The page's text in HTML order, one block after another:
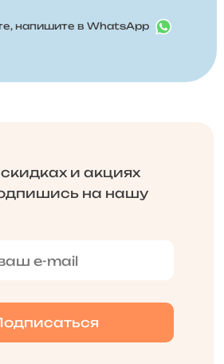
напишите в WhatsApp
и акциях
на нашу